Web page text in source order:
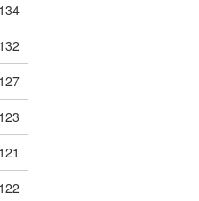
134
132
127
123
121
122